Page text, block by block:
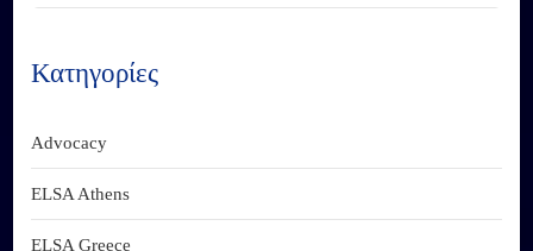
Κατηγορίες
Advocacy
ELSA Athens
ELSA Greece